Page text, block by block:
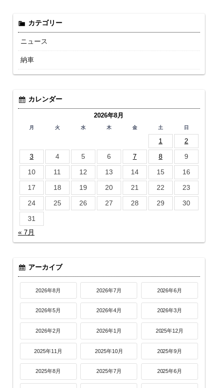
カテゴリー
ニュース
納車
カレンダー
2026年8月
月 火 水 木 金 土 日
1
2
3
4 5 6 7 8
9
10
11 12 13 14 15
16
17
18 19 20 21 22
23
24
25 26 27 28 29
30
31
« 7月
アーカイブ
2026年8月 2026年7月 2026年6月
2026年5月 2026年4月 2026年3月
2026年2月 2026年1月 2025年12月
2025年11月 2025年10月 2025年9月
2025年8月 2025年7月 2025年6月